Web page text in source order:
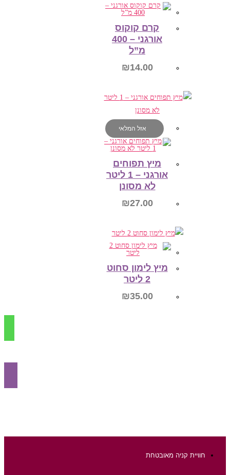
מידע נוסף
קרם קוקוס
אורגני – 400
מ”ל
₪14.00
הוספה לסל
אזל המלאי
מיץ תפוחים
אורגני – 1 ליטר
לא מסונן
₪27.00
מיץ לימון סחוט
2 ליטר
₪35.00
חוויית קניה מאובטחת